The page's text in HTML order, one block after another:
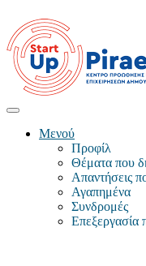
Μενού
Προφίλ
Θέματα που
Απαντήσεις
Αγαπημένα
Συνδρομές
Επεξεργασία